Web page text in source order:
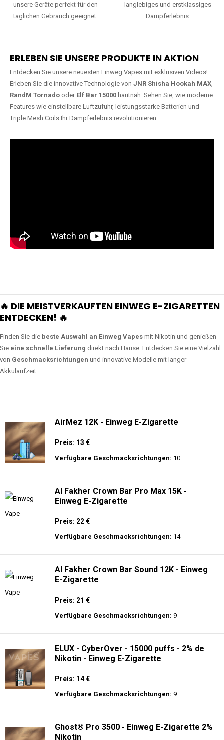
unsere Geräte perfekt für den
täglichen Gebrauch geeignet.
langlebiges und erstklassiges
Dampferlebnis.
ERLEBEN SIE UNSERE PRODUKTE IN AKTION
Entdecken Sie unsere neuesten Einweg Vapes mit exklusiven Videos!
Erleben Sie die innovative Technologie von JNR Shisha Hookah MAX,
RandM Tornado oder Elf Bar 15000 hautnah. Sehen Sie, wie moderne
Features wie einstellbare Luftzufuhr, leistungsstarke Batterien und
Triple Mesh Coils Ihr Dampferlebnis revolutionieren.
🔥 DIE MEISTVERKAUFTEN EINWEG E-ZIGARETTEN
ENTDECKEN! 🔥
Finden Sie die beste Auswahl an Einweg Vapes mit Nikotin und genießen
Sie eine schnelle Lieferung direkt nach Hause. Entdecken Sie eine Vielzahl
von Geschmacksrichtungen und innovative Modelle mit langer
Akkulaufzeit.
AirMez 12K - Einweg E-Zigarette
Preis: 13 €
Verfügbare Geschmacksrichtungen: 10
Al Fakher Crown Bar Pro Max 15K -
Einweg E-Zigarette
Preis: 22 €
Verfügbare Geschmacksrichtungen: 14
Al Fakher Crown Bar Sound 12K - Einweg
E-Zigarette
Preis: 21 €
Verfügbare Geschmacksrichtungen: 9
ELUX - CyberOver - 15000 puffs - 2% de
Nikotin - Einweg E-Zigarette
Preis: 14 €
Verfügbare Geschmacksrichtungen: 9
Ghost® Pro 3500 - Einweg E-Zigarette 2%
Nikotin